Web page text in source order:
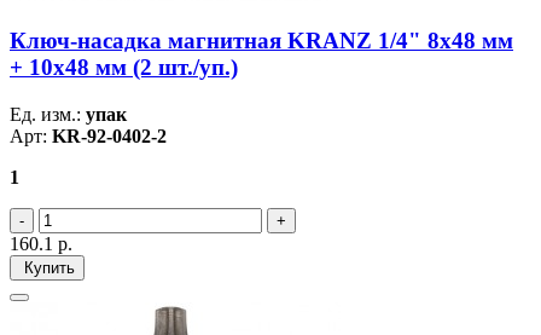
Ключ-насадка магнитная KRANZ 1/4" 8х48 мм
+ 10х48 мм (2 шт./уп.)
Ед. изм.: упак
Арт: KR-92-0402-2
1
160.1 р.
Купить